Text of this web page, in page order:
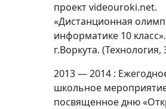
проект videouroki.net.
«Дистанционная
информатике 10 класс».
г.Воркута.
2013 — 2014 :
школьное
посвященное дню